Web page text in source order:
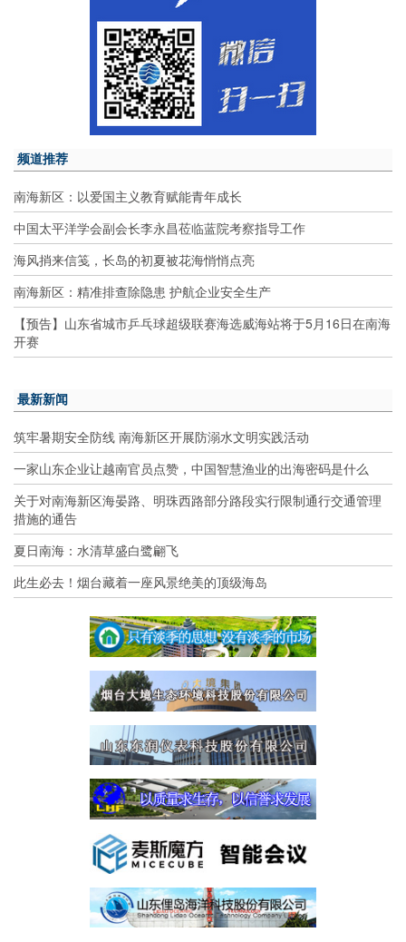
频道推荐
南海新区：以爱国主义教育赋能青年成长
中国太平洋学会副会长李永昌莅临蓝院考察指导工作
海风捎来信笺，长岛的初夏被花海悄悄点亮
南海新区：精准排查除隐患 护航企业安全生产
【预告】山东省城市乒乓球超级联赛海选威海站将于5月16日在南海
开赛
最新新闻
筑牢暑期安全防线 南海新区开展防溺水文明实践活动
一家山东企业让越南官员点赞，中国智慧渔业的出海密码是什么
关于对南海新区海晏路、明珠西路部分路段实行限制通行交通管理
措施的通告
夏日南海：水清草盛白鹭翩飞
此生必去！烟台藏着一座风景绝美的顶级海岛